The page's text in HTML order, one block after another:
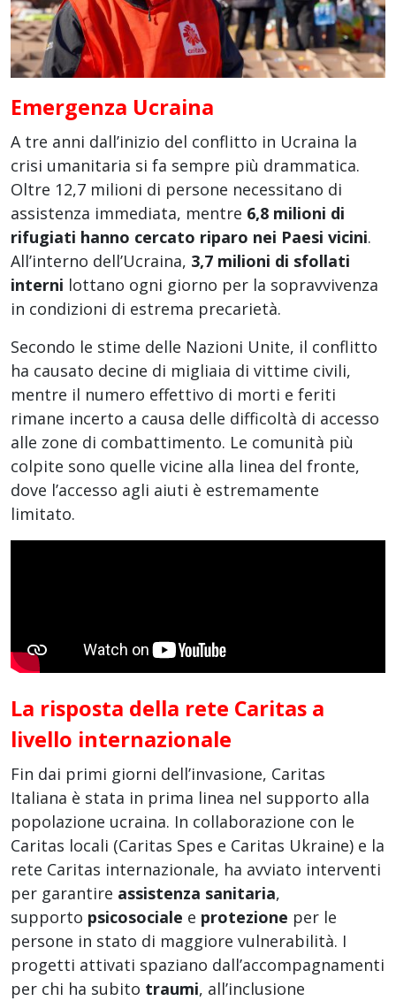
Emergenza Ucraina
A tre anni dall’inizio del conflitto in Ucraina la
crisi umanitaria si fa sempre più drammatica.
Oltre 12,7 milioni di persone necessitano di
assistenza immediata, mentre 6,8 milioni di
rifugiati hanno cercato riparo nei Paesi vicini.
All’interno dell’Ucraina, 3,7 milioni di sfollati
interni lottano ogni giorno per la sopravvivenza
in condizioni di estrema precarietà.
Secondo le stime delle Nazioni Unite, il conflitto
ha causato decine di migliaia di vittime civili,
mentre il numero effettivo di morti e feriti
rimane incerto a causa delle difficoltà di accesso
alle zone di combattimento. Le comunità più
colpite sono quelle vicine alla linea del fronte,
dove l’accesso agli aiuti è estremamente
limitato.
La risposta della rete Caritas a
livello internazionale
Fin dai primi giorni dell’invasione, Caritas
Italiana è stata in prima linea nel supporto alla
popolazione ucraina. In collaborazione con le
Caritas locali (Caritas Spes e Caritas Ukraine) e la
rete Caritas internazionale, ha avviato interventi
per garantire assistenza sanitaria,
supporto psicosociale e protezione per le
persone in stato di maggiore vulnerabilità. I
progetti attivati spaziano dall’accompagnamenti
per chi ha subito traumi, all’inclusione